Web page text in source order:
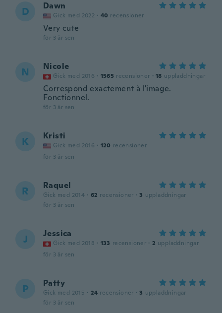
D Dawn
Gick med 2022 · 40 recensioner
Very cute
för 3 år sen
N Nicole
Gick med 2016 · 1565 recensioner · 18 uppladdningar
Correspond exactement à l'image.
Fonctionnel.
för 3 år sen
K Kristi
Gick med 2016 · 120 recensioner
för 3 år sen
R Raquel
Gick med 2014 · 62 recensioner · 3 uppladdningar
för 3 år sen
J Jessica
Gick med 2018 · 133 recensioner · 2 uppladdningar
för 3 år sen
P Patty
Gick med 2015 · 24 recensioner · 3 uppladdningar
för 3 år sen